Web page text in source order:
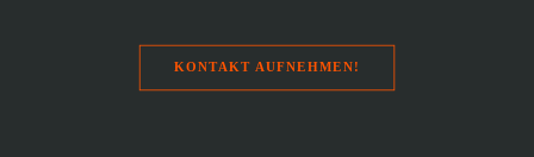
KONTAKT AUFNEHMEN!